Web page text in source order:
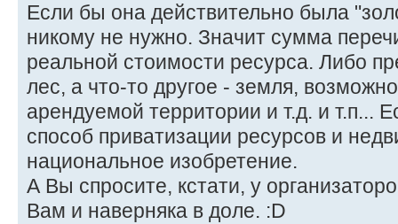
Если бы она действительно была
никому не нужно. Значит сумма
реальной стоимости ресурса. Либо
лес, а что-то другое - земля,
арендуемой территории и т.д. и т.п...
способ приватизации ресурсов и
национальное изобретение.
А Вы спросите, кстати, у
Вам и наверняка в доле. :D